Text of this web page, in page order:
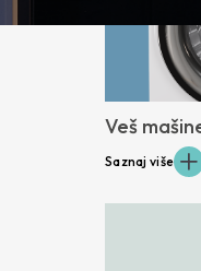
Veš
Saznaj više